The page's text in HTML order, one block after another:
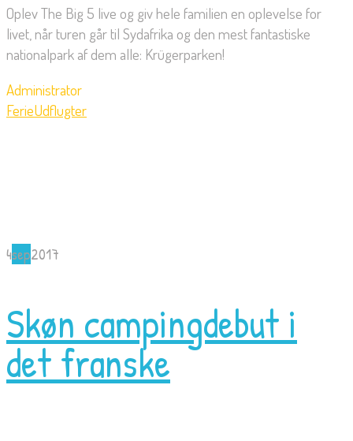
Oplev The Big 5 live og giv hele familien en oplevelse for
livet, når turen går til Sydafrika og den mest fantastiske
nationalpark af dem alle: Krügerparken!
Administrator
FerieUdflugter
4sep2017
Skøn campingdebut i
det franske